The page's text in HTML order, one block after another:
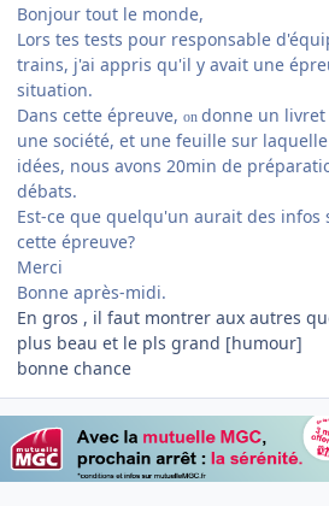
Bonjour tout le monde,
Lors tes tests pour responsable
trains, j'ai appris qu'il y avait une
situation.
Dans cette épreuve, on donne un
une société, et une feuille sur
idées, nous avons 20min de
débats.
Est-ce que quelqu'un aurait des infos
cette épreuve?
Merci
Bonne après-midi.
En gros , il faut montrer aux autres
plus beau et le pls grand [humour]
bonne chance